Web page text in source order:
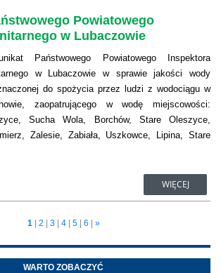
Powiatowego
w Lubaczowie
Państwowego Powiatowego Inspektora
w Lubaczowie w sprawie jakości wody
do spożycia przez ludzi z wodociągu w
zaopatrującego w wodę miejscowości:
Sucha Wola, Borchów, Stare Oleszyce,
Zalesie, Zabiała, Uszkowce, Lipina, Stare
WIĘCEJ
1| 2 3| 4| 5| 6 »
WARTO ZOBACZYĆ